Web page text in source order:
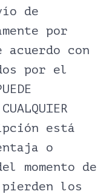
de
por
con
por el
está
o
momento de
los